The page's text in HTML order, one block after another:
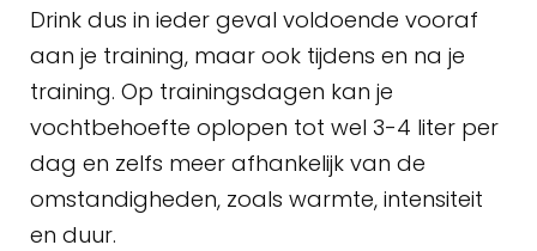
Drink dus in ieder geval voldoende vooraf
aan je training, maar ook tijdens en na je
training. Op trainingsdagen kan je
vochtbehoefte oplopen tot wel 3-4 liter per
dag en zelfs meer afhankelijk van de
omstandigheden, zoals warmte, intensiteit
en duur.